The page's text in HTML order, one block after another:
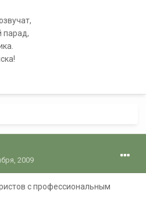
парад,
2009
с профессиональным